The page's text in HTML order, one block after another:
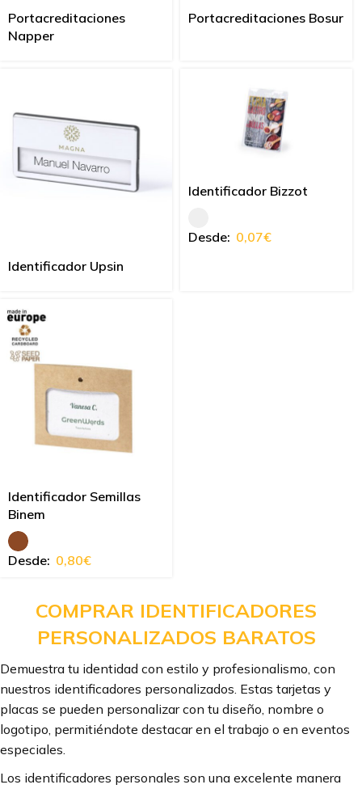
Portacreditaciones
Napper
Portacreditaciones Bosur
Identificador Upsin
Identificador Bizzot
Desde: 0,07€
Identificador Semillas
Binem
Desde: 0,80€
COMPRAR IDENTIFICADORES
PERSONALIZADOS BARATOS
Demuestra tu identidad con estilo y profesionalismo, con
nuestros identificadores personalizados. Estas tarjetas y
placas se pueden personalizar con tu diseño, nombre o
logotipo, permitiéndote destacar en el trabajo o en eventos
especiales.
Los identificadores personales son una excelente manera